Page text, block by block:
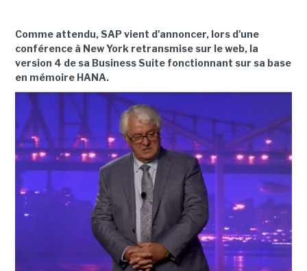
Comme attendu, SAP vient d'annoncer, lors d'une
conférence à New York retransmise sur le web, la
version 4 de sa Business Suite fonctionnant sur sa base
en mémoire HANA.